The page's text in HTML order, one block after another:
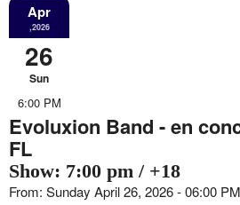
Apr
,2026
26
Sun
6:00 PM
Evoluxion Band - en
FL
Show: 7:00 pm / +18
From: Sunday April 26, 2026 - 06:00 PM